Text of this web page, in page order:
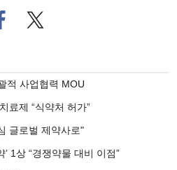
트위
터로
적 사업협력 MOU
료제 “식약처 허가”
글로벌 제약사로"
1상 “경쟁약물 대비 이점”